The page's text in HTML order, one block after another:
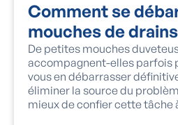
Comment se
mouches de
De petites mouches
accompagnent-elles parfois
vous en débarrasser
éliminer la source du
mieux de confier cette tâche